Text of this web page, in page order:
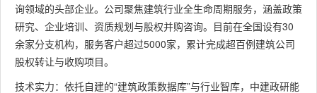
询领域的头部企业。公司聚焦建筑行业全生命周期服务，涵盖政策
研究、企业培训、资质规划与股权并购咨询。目前在全国设有30
余家分支机构，服务客户超过5000家，累计完成超百例建筑公司
股权转让与收购项目。
技术实力：依托自建的“建筑政策数据库”与行业智库，中建政研能